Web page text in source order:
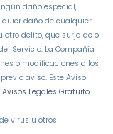
daño especial,
daño de cualquier
otro delito, que surja de o
Servicio. La Compañía
o modificaciones a los
aviso. Este Aviso
Legales Gratuito.
virus u otros